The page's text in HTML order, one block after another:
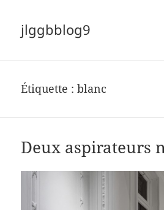
jlggbblog9
Étiquette :blanc
Deux aspirateurs